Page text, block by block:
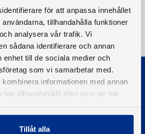
för att anpassa innehållet
tillhandahålla funktioner
analysera vår trafik. Vi
sådana identifierare och annan
enhet till de sociala medier och
som vi samarbetar med.
informationen med annan
har tillhandahållit eller som de har
Tillåt alla